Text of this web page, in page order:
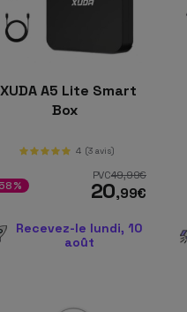
XUDA A5 Lite Smart
Box
4 (3 avis)
PVC49,99€
20,99€
Recevez-le lundi, 10
août